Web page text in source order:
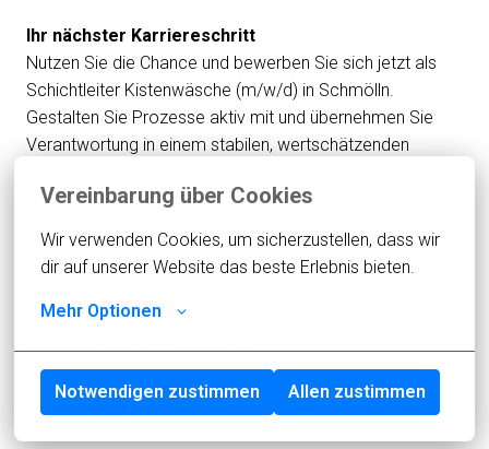
Vereinbarung über Cookies
Wir verwenden Cookies, um sicherzustellen, dass wir
dir auf unserer Website das beste Erlebnis bieten.
Mehr Optionen
Notwendigen zustimmen Allen zustimmen
Ihr nächster Karriereschritt
Nutzen Sie die Chance und bewerben Sie sich jetzt als
Schichtleiter Kistenwäsche (m/w/d) in Schmölln.
Gestalten Sie Prozesse aktiv mit und übernehmen Sie
Verantwortung in einem stabilen, wertschätzenden
Ihr Ansprechpartner:
Aramaz Digital – Ihr spezialisierter Digital Recruiting
Julia Nezel
Telefon:+49 521 999 897 45
#102348223